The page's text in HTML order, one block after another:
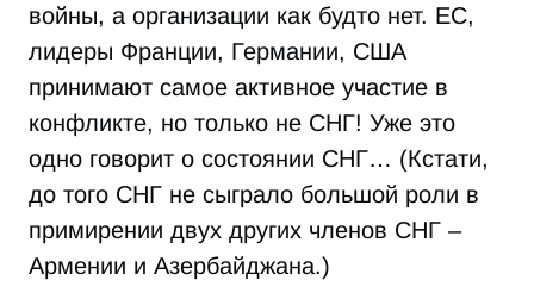
войны, а организации как будто нет. ЕС,
лидеры Франции, Германии, США
принимают самое активное участие в
конфликте, но только не СНГ! Уже это
одно говорит о состоянии СНГ… (Кстати,
до того СНГ не сыграло большой роли в
примирении двух других членов СНГ –
Армении и Азербайджана.)